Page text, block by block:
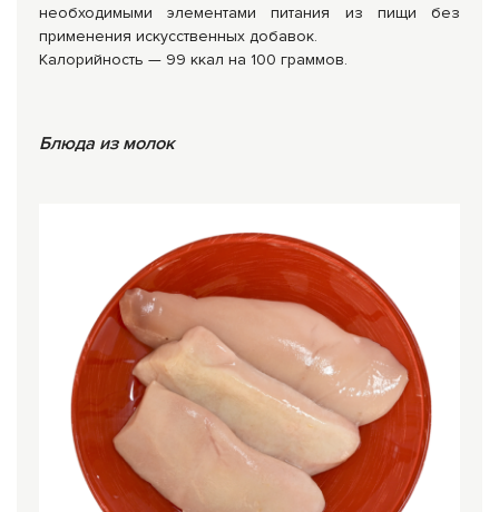
необходимыми элементами питания из пищи без
применения искусственных добавок.
Калорийность — 99 ккал на 100 граммов.
Блюда из молок